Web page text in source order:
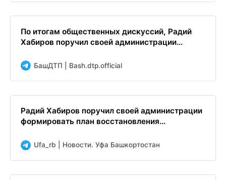
По итогам общественных дискуссий, Радий
Хабиров поручил своей администрации...
БашДТП | Bash.dtp.official
Радий Хабиров поручил своей администрации
формировать план восстановления...
Ufa_rb | Новости. Уфа Башкортостан